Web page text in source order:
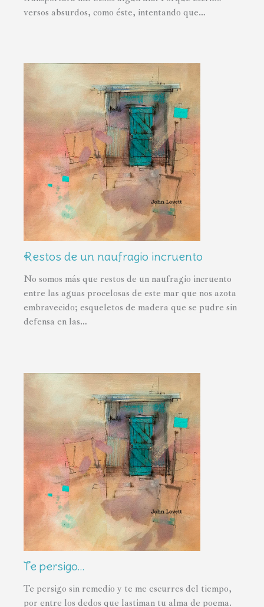
versos absurdos, como éste, intentando que…
Restos de un naufragio incruento
No somos más que restos de un naufragio incruento
entre las aguas procelosas de este mar que nos azota
embravecido; esqueletos de madera que se pudre sin
defensa en las…
Te persigo…
Te persigo sin remedio y te me escurres del tiempo,
por entre los dedos que lastiman tu alma de poema.